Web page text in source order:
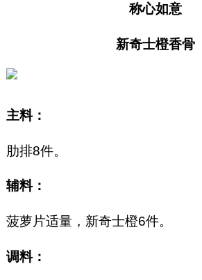
称心如意
新奇士橙香骨
主料：
肋排8件。
辅料：
菠萝片适量，新奇士橙6件。
调料：